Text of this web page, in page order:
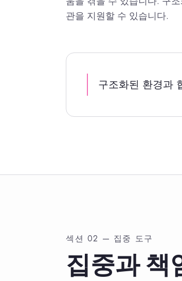
관을 지원할 수 있습니다.
구조화된 환경과
섹션 02 — 집중 도구
집중과 책